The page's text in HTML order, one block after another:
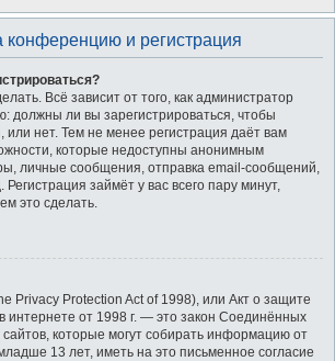
конференцию и регистрация
Всё зависит от того, как администратор
должны ли вы зарегистрироваться, чтобы
нет. Тем не менее регистрация даёт вам
которые недоступны анонимным
личные сообщения, отправка email-сообщений,
Регистрация займёт у вас всего пару минут,
это сделать.
Privacy Protection Act of 1998), или Акт о защите
интернете от 1998 г. — это закон Соединённых
которые могут собирать информацию от
13 лет, иметь на это письменное согласие